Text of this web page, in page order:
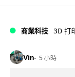
商業科技 3D 打
Vin 5 小時